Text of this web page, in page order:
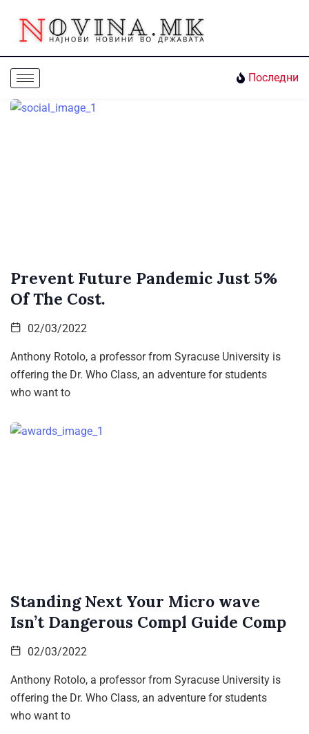
Последни
Prevent Future Pandemic Just 5%
Of The Cost.
02/03/2022
Anthony Rotolo, a professor from Syracuse University is
offering the Dr. Who Class, an adventure for students
who want to
Standing Next Your Micro wave
Isn’t Dangerous Compl Guide Comp
02/03/2022
Anthony Rotolo, a professor from Syracuse University is
offering the Dr. Who Class, an adventure for students
who want to